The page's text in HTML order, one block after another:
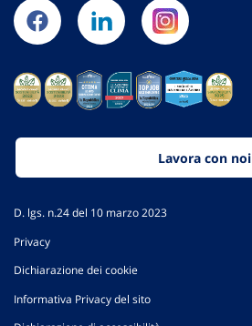
Lavora con noi
D. lgs. n.24 del 10 marzo 2023
Privacy
Dichiarazione dei cookie
Informativa Privacy del sito